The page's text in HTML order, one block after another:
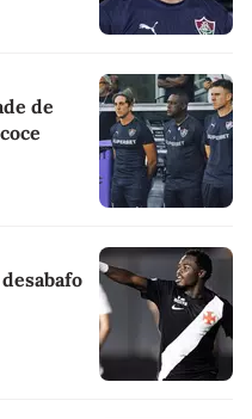
de